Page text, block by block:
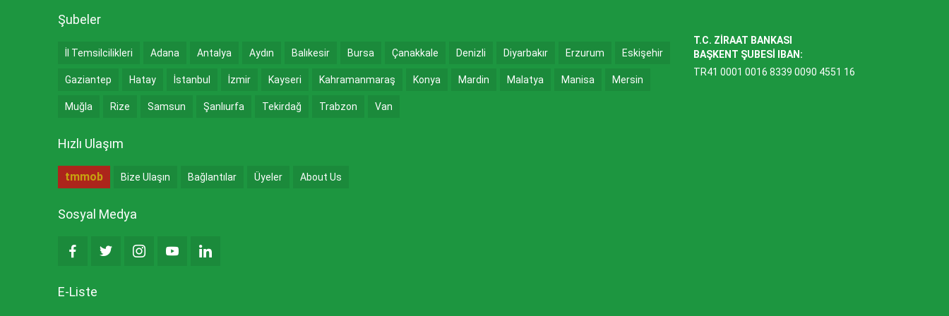
Şubeler
İl Temsilcilikleri Adana Antalya Aydın Balıkesir Bursa Çanakkale Denizli Diyarbakır Erzurum Eskişehir
Gaziantep Hatay İstanbul İzmir Kayseri Kahramanmaraş Konya Mardin Malatya Manisa Mersin
Muğla Rize Samsun Şanlıurfa Tekirdağ Trabzon Van
Hızlı Ulaşım
tmmob Bize Ulaşın Bağlantılar Üyeler About Us
Sosyal Medya
E-Liste
T.C. ZİRAAT BANKASI
BAŞKENT ŞUBESİ IBAN:
TR41 0001 0016 8339 0090 4551 16